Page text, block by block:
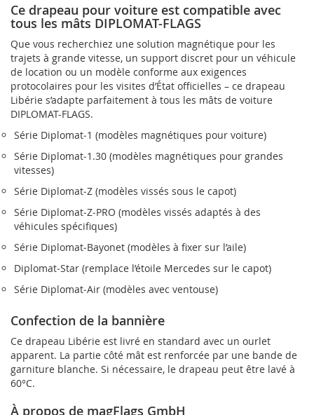
Ce drapeau pour voiture est compatible avec
tous les mâts DIPLOMAT-FLAGS
Que vous recherchiez une solution magnétique pour les
trajets à grande vitesse, un support discret pour un véhicule
de location ou un modèle conforme aux exigences
protocolaires pour les visites d’État officielles – ce drapeau
Libérie s’adapte parfaitement à tous les mâts de voiture
DIPLOMAT-FLAGS.
Série Diplomat‑1 (modèles magnétiques pour voiture)
Série Diplomat‑1.30 (modèles magnétiques pour grandes
vitesses)
Série Diplomat‑Z (modèles vissés sous le capot)
Série Diplomat‑Z‑PRO (modèles vissés adaptés à des
véhicules spécifiques)
Série Diplomat‑Bayonet (modèles à fixer sur l’aile)
Diplomat‑Star (remplace l’étoile Mercedes sur le capot)
Série Diplomat‑Air (modèles avec ventouse)
Confection de la bannière
Ce drapeau Libérie est livré en standard avec un ourlet
apparent. La partie côté mât est renforcée par une bande de
garniture blanche. Si nécessaire, le drapeau peut être lavé à
60°C.
À propos de magFlags GmbH